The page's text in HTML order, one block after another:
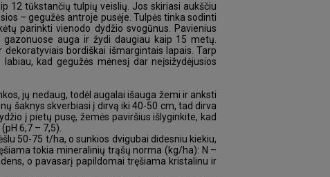
12 tūkstančių tulpių veislių. Jos skiriasi aukščiu
– gegužės antroje pusėje. Tulpės tinka sodinti
parinkti vienodo dydžio svogūnus. Pavienius
auga ir žydi daugiau kaip 15 metų.
bordiškai išmargintais lapais. Tarp
kad gegužės mėnesį dar neįsižydėjusios
jų nedaug, todėl augalai išauga žemi ir anksti
šaknys skverbiasi į dirvą iki 40-50 cm, tad dirva
į pietų pusę, žemės paviršius išlyginkite, kad
6,7 – 7,5).
50-75 t/ha, o sunkios dvigubai didesniu kiekiu,
tokia mineralinių trąšų norma (kg/ha): N –
o pavasarį papildomai tręšiama kristalinu ir